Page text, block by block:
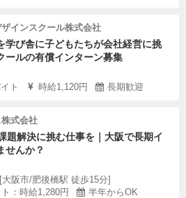
インスクール株式会社
学び舎に子どもたちが会社経営に挑
ールの有償インターン募集
ト 時給1,120円 長期歓迎
式会社
題解決に挑む仕事を｜大阪で長期イ
せんか？
阪市/肥後橋駅 徒歩15分]
：時給1,280円 半年からOK